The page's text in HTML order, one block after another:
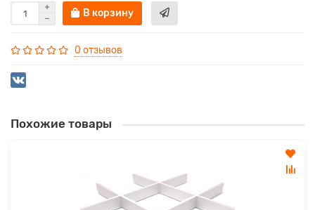
В корзину
0 отзывов
Похожие товары